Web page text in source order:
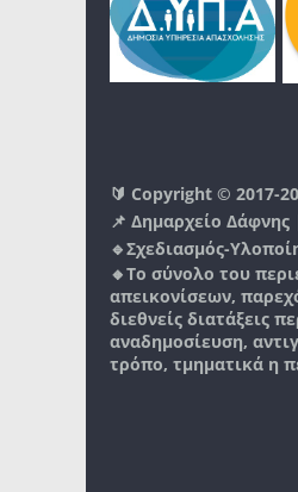
🔰 Copyright © 2017-
📌 Δημαρχείο
🔹Σχεδιασμός-
🔸Το σύνολο του
απεικονίσεων,
διεθνείς διατάξεις
αναδημοσίευση,
τρόπο, τμηματικά η